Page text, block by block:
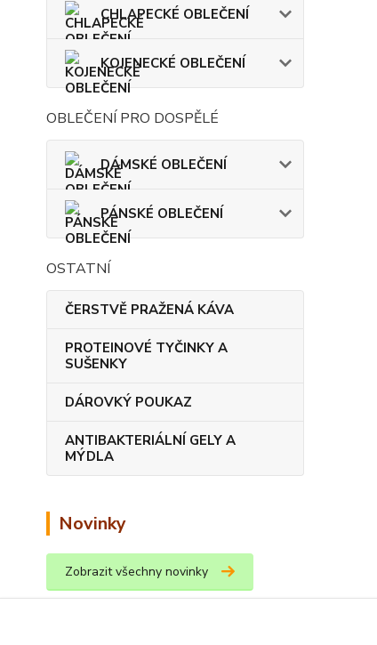
CHLAPECKÉ OBLEČENÍ
KOJENECKÉ OBLEČENÍ
OBLEČENÍ PRO DOSPĚLÉ
DÁMSKÉ OBLEČENÍ
PÁNSKÉ OBLEČENÍ
OSTATNÍ
ČERSTVĚ PRAŽENÁ KÁVA
PROTEINOVÉ TYČINKY A
SUŠENKY
DÁROVKÝ POUKAZ
ANTIBAKTERIÁLNÍ GELY A
MÝDLA
Novinky
Zobrazit všechny novinky